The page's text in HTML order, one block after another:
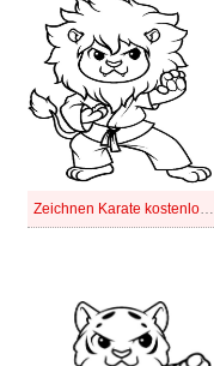
Zeichnen Karate kostenlos basisch